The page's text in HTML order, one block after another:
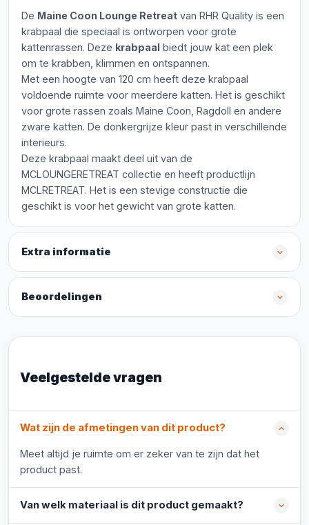
De Maine Coon Lounge Retreat van RHR Quality is een
krabpaal die speciaal is ontworpen voor grote
kattenrassen. Deze krabpaal biedt jouw kat een plek
om te krabben, klimmen en ontspannen.
Met een hoogte van 120 cm heeft deze krabpaal
voldoende ruimte voor meerdere katten. Het is geschikt
voor grote rassen zoals Maine Coon, Ragdoll en andere
zware katten. De donkergrijze kleur past in verschillende
interieurs.
Deze krabpaal maakt deel uit van de
MCLOUNGERETREAT collectie en heeft productlijn
MCLRETREAT. Het is een stevige constructie die
geschikt is voor het gewicht van grote katten.
Extra informatie
Beoordelingen
Veelgestelde vragen
Wat zijn de afmetingen van dit product?
Meet altijd je ruimte om er zeker van te zijn dat het
product past.
Van welk materiaal is dit product gemaakt?